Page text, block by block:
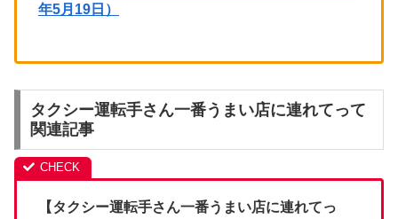
年5月19日）
タクシー運転手さん一番うまい店に連れてって
関連記事
【タクシー運転手さん一番うまい店に連れてっ